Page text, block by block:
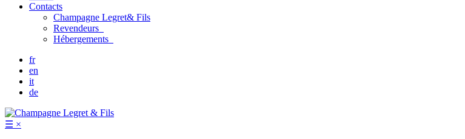
Contacts
Champagne Legret& Fils
Revendeurs
Hébergements
fr
en
it
de
☰ ×